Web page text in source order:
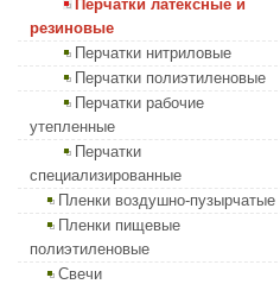
Перчатки латексные и
резиновые
Перчатки нитриловые
Перчатки полиэтиленовые
Перчатки рабочие
утепленные
Перчатки
специализированные
Пленки воздушно-пузырчатые
Пленки пищевые
полиэтиленовые
Свечи